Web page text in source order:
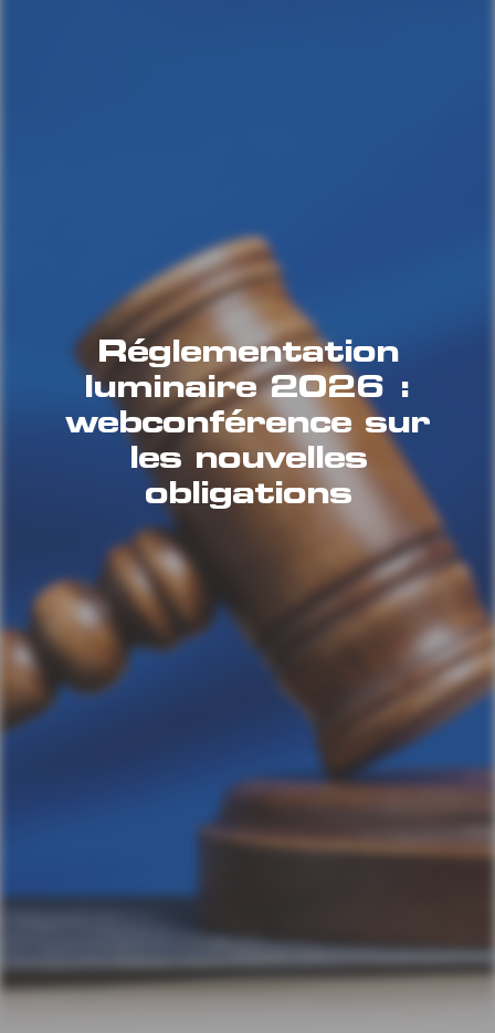
Réglementation
luminaire 2026 :
webconférence sur
les nouvelles
obligations